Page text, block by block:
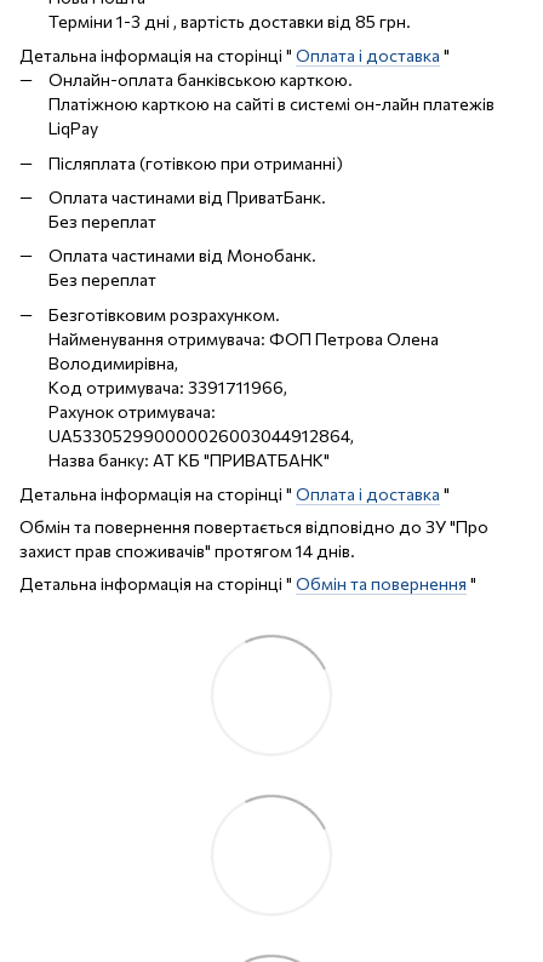
Терміни 1-3 дні , вартість доставки від 85 грн.
Детальна інформація на сторінці " Оплата і доставка "
Онлайн-оплата банківською карткою.
Платіжною карткою на сайті в системі он-лайн платежів
LiqPay
Післяплата (готівкою при отриманні)
Оплата частинами від ПриватБанк.
Без переплат
Оплата частинами від Монобанк.
Без переплат
Безготівковим розрахунком.
Найменування отримувача: ФОП Петрова Олена
Володимирівна,
Код отримувача: 3391711966,
Рахунок отримувача:
UA533052990000026003044912864,
Назва банку: АТ КБ "ПРИВАТБАНК"
Детальна інформація на сторінці " Оплата і доставка "
Обмін та повернення повертається відповідно до ЗУ "Про
захист прав споживачів" протягом 14 днів.
Детальна інформація на сторінці " Обмін та повернення "